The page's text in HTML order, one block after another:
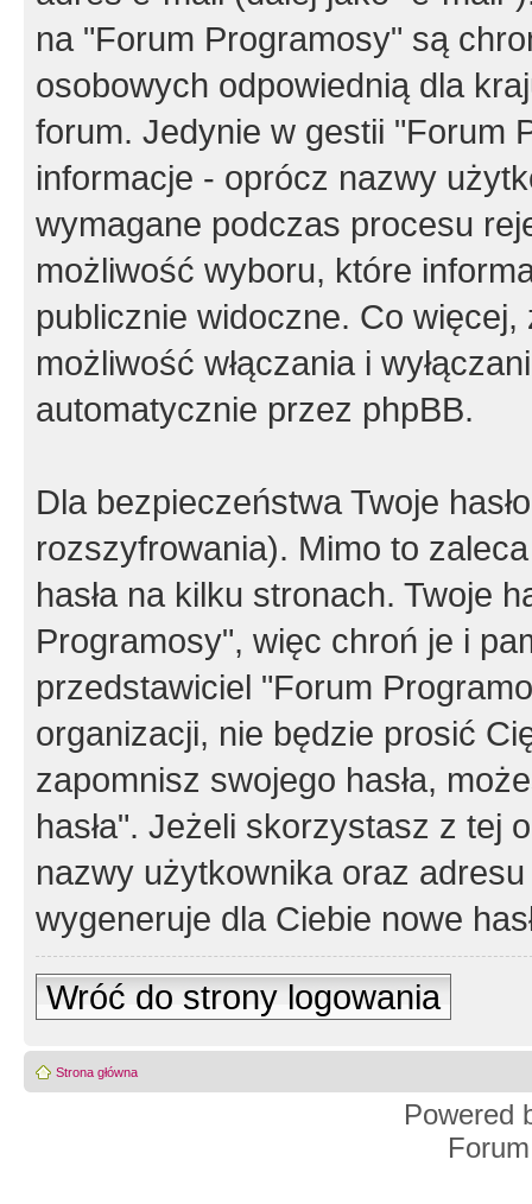
na "Forum Programosy" są
osobowych odpowiednią dla
forum. Jedynie w gestii "Forum
informacje - oprócz nazwy
wymagane podczas procesu
możliwość wyboru, które
publicznie widoczne. Co
możliwość włączania i
automatycznie przez phpBB.
Dla bezpieczeństwa Twoje
rozszyfrowania). Mimo to
hasła na kilku stronach. Twoje
Programosy", więc chroń je i
przedstawiciel "Forum
organizacji, nie będzie prosić
zapomnisz swojego hasła,
hasła". Jeżeli skorzystasz z tej
nazwy użytkownika oraz
wygeneruje dla Ciebie nowe
Wróć do strony logowania
Strona główna
Powered